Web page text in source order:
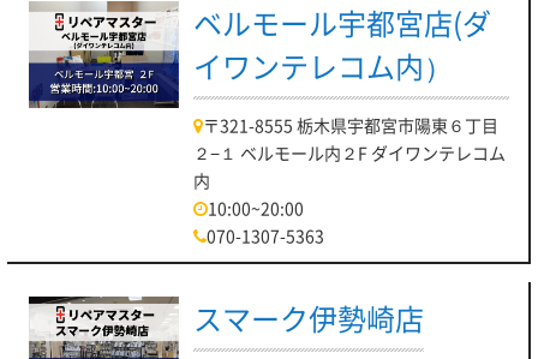
ベルモール宇都宮店(ダ
イワンテレコム内）
〒321-8555 栃木県宇都宮市陽東６丁目
２−１ ベルモール内２F ダイワンテレコム
内
10:00~20:00
070-1307-5363
スマーク伊勢崎店